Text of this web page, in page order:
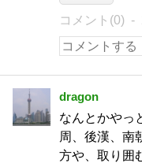
コメント(0)
dragon
なんとかやっ
周、後漢、南
方や、取り囲